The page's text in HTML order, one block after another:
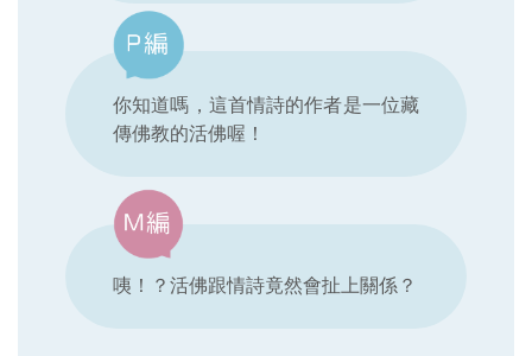
你知道嗎，這首情詩的作者是一位藏
傳佛教的活佛喔！
咦！？活佛跟情詩竟然會扯上關係？